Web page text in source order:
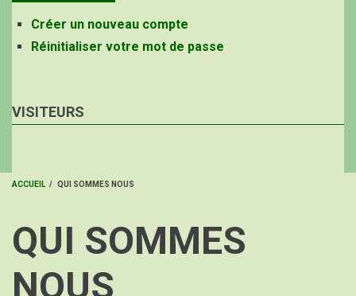
Créer un nouveau compte
Réinitialiser votre mot de passe
VISITEURS
D'ARIANE
ACCUEIL / QUI SOMMES NOUS
QUI SOMMES
NOUS